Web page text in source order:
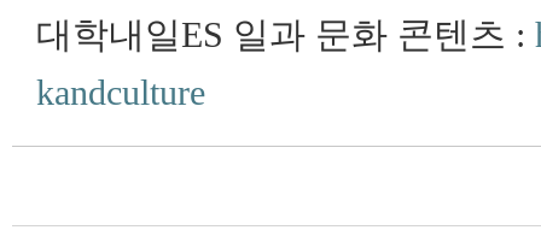
대학내일ES 일과 문화 콘텐츠 :
kandculture